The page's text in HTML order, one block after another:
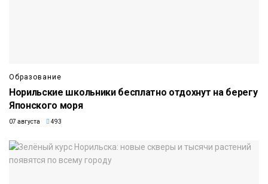
Образование
Норильские школьники бесплатно отдохнут на берегу
Японского моря
07 августа 493